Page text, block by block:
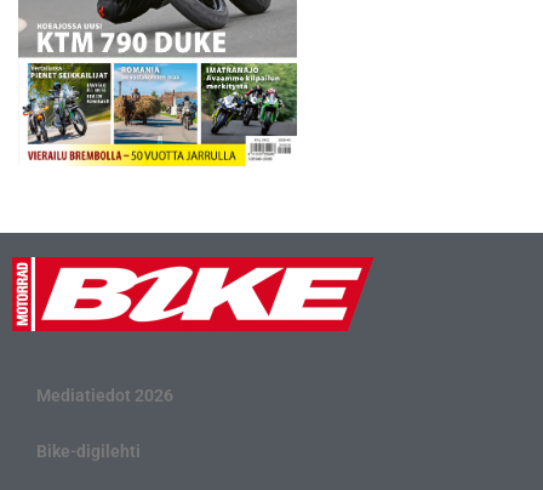
Mediatiedot 2026
Bike-digilehti